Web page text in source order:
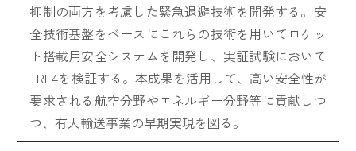
抑制の両方を考慮した緊急退避技術を開発する。安
全技術基盤をベースにこれらの技術を用いてロケッ
ト搭載用安全システムを開発し、実証試験において
TRL4を検証する。本成果を活用して、高い安全性が
要求される航空分野やエネルギー分野等に貢献しつ
つ、有人輸送事業の早期実現を図る。